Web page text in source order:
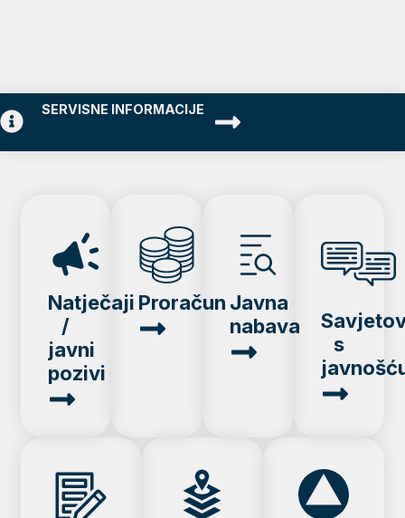
SERVISNE INFORMACIJE
Natječaji
/
javni
pozivi
Proračun Javna
nabava
s